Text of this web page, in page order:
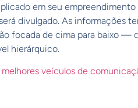
em seu
divulgado. As informações
focada de cima para baixo —
hierárquico.
melhores veículos de